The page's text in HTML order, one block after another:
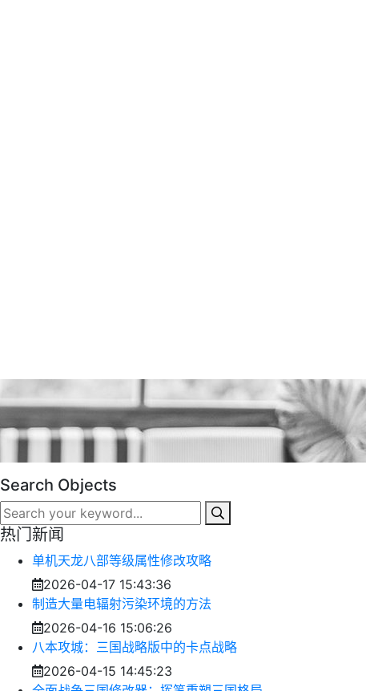
Search Objects
热门新闻
单机天龙八部等级属性修改攻略
2026-04-17 15:43:36
制造大量电辐射污染环境的方法
2026-04-16 15:06:26
八本攻城：三国战略版中的卡点战略
2026-04-15 14:45:23